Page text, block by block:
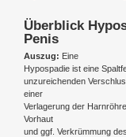
Überblick
Penis
Auszug: Eine
Hypospadie ist eine
unzureichenden
einer
Verlagerung der
Vorhaut
und ggf. Verkrümmung